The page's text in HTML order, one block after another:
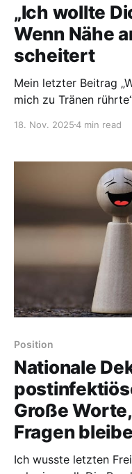
„Ich wollte
Wenn Nähe
scheitert
Mein letzter Beitrag
mich zu Tränen
bekam ich mehrere Nachrichten.
Nachbarin, schrieb:
oder einfach mal
18. Nov. 20254 min read
Position
Nationale
Große
Fragen
Ich wusste letzten